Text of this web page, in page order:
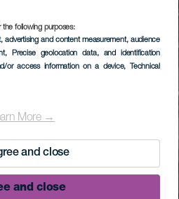
following purposes:
advertising and content measurement, audience
, Precise geolocation data, and identification
or access information on a device, Technical
More →
and close
and close